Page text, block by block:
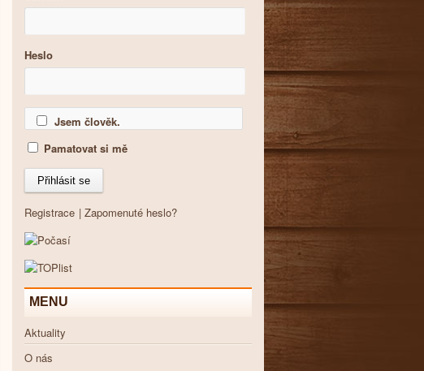
Heslo
Jsem člověk.
Pamatovat si mě
Registrace | Zapomenuté heslo?
MENU
Aktuality
O nás